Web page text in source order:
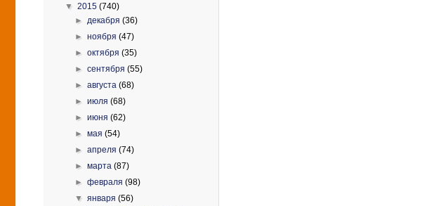
▼ 2015 (740)
► декабря(36)
►ноября(47)
►октября(35)
►сентября(55)
►августа(68)
►июля(68)
►июня(62)
►мая(54)
►апреля(74)
►марта(87)
►февраля(98)
▼января(56)